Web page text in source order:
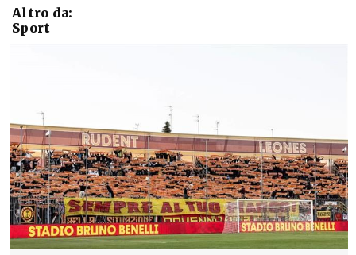
Altro da:
Sport